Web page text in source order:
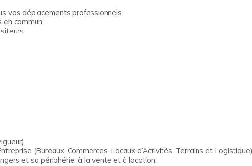
vos déplacements professionnels
commun
(Bureaux, Commerces, Locaux d’Activités, Terrains et Logistique).
et sa périphérie, à la vente et à location.